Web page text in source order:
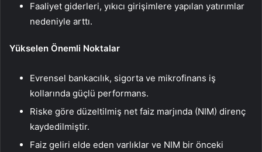
Faaliyet giderleri, yıkıcı girişimlere yapılan yatırımlar
nedeniyle arttı.
Yükselen Önemli Noktalar
Evrensel bankacılık, sigorta ve mikrofinans iş
kollarında güçlü performans.
Riske göre düzeltilmiş net faiz marjında (NIM) direnç
kaydedilmiştir.
Faiz geliri elde eden varlıklar ve NIM bir önceki